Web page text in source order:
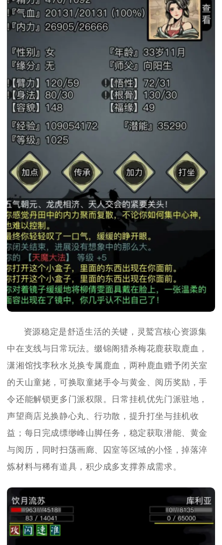
资源稳定是舒适生活的关键，灵鹫宫核心资源集
中在支线与日常玩法。缀锦阁猎杀梅花鹿获取鹿血，
潇湘馆找李秋水兑换专属鹿血，两种鹿血赠予闭关室
的天山童姥，可换取童姥手令与黄金、阅历奖励，手
令还能解锁更多门派权限。日常挂机优先门派驻地，
声望商店兑换静心丸、行功散，提升打坐与挂机收
益；每日完成缥缈峰山脚任务，稳定获取潜能、黄金
与阅历，同时扫荡画廊、囚室等区域的小怪，掉落淬
炼材料与稀有道具，积少成多支撑养成需求。